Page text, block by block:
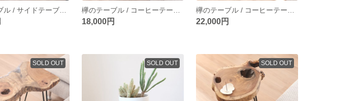
欅のテーブル / サイドテーブル / コーヒーテーブル / table / 一枚板 / 無垢材
18,000円 22,000円
SOLD OUT SOLD OUT SOLD OUT